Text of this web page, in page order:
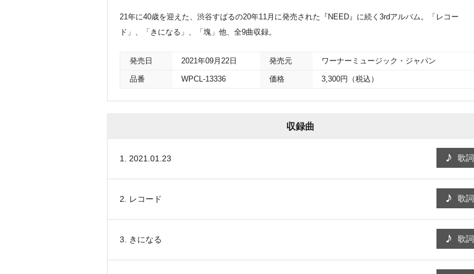
21年に40歳を迎えた、渋谷すばるの20年11月に発売された『NEED』に続く3rdアルバム。「レコー
ド」、「きになる」、「塊」他、全9曲収録。
発売日 2021年09月22日 発売元 ワーナーミュージック・ジャパン
品番 WPCL-13336 価格 3,300円（税込）
収録曲
1. 2021.01.23 歌詞
2. レコード 歌詞
3. きになる 歌詞